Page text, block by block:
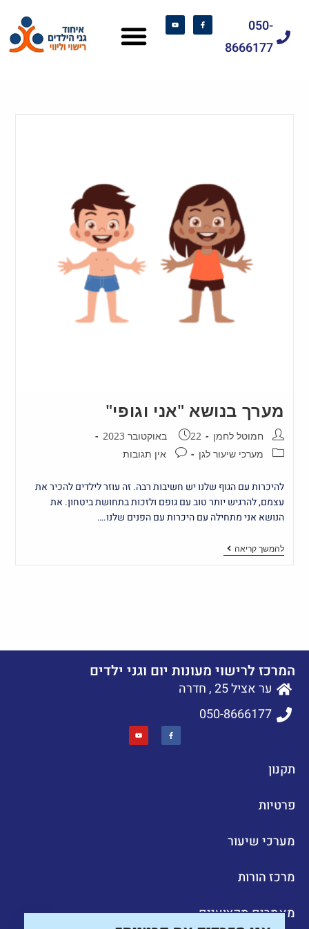
050-
8666177
מערך בנושא "אני וגופי"
חמוטל לחמן
22 באוקטובר 2023
מערכי שיעור לגן
אין תגובות
להיכרות עם הגוף שלנו יש חשיבות רבה. זה עוזר לילדים להכיר את
עצמם, להרגיש יותר טוב עם גופם ולזכות בתחושת ביטחון. את
הנושא אני מתחילה עם היכרות עם הפנים שלנו.…
להמשך קריאה
המרכז לרישוי מעונות יום וגני ילדים
ער אציל 25 , חדרה
050-8666177
תקנון
פרטיות
מערכי שיעור
מרכז הורות
מאמרים מקצועיים